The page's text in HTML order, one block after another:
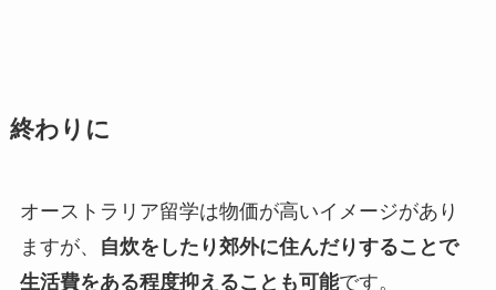
終わりに
オーストラリア留学は物価が高いイメージがあり
ますが、
自炊をしたり郊外に住んだりすることで
生活費をある程度抑えることも可能です。